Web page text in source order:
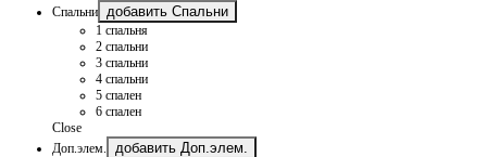
Спальни
добавить Спальни
1 спальня
2 спальни
3 спальни
4 спальни
5 спален
6 спален
Close
Доп.элем.
добавить Доп.элем.